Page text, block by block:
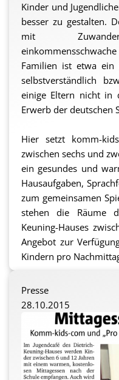
Kinder und
besser zu gestalten.
mit
Familien ist etwa ein
selbstverständlich
einige Eltern nicht in
Erwerb der deutschen
Hier setzt komm-
zwischen sechs und
ein gesundes und
Hausaufgaben,
zum gemeinsamen
stehen die Räume
Keuning-Hauses
Angebot zur
Kindern pro
Da sich das Angebot
kamen die
zu. Die Stiftung hat
eines Jahres
zehn Mittagessen pro
laufenden Schuljahr
Presse
28.10.2015